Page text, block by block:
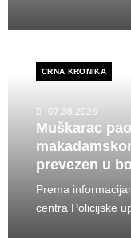
CRNA KRONIKA
07.08.2026
Muškarac
prevezen u
Prema
centra Policijske